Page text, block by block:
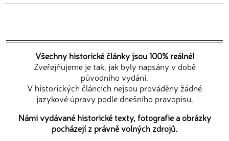
Všechny historické články jsou 100% reálné!
Zveřejňujeme je tak, jak byly napsány v době
původního vydání.
V historických článcích nejsou prováděny žádné
jazykové úpravy podle dnešního pravopisu.
Námi vydávané historické texty, fotografie a obrázky
pocházejí z právně volných zdrojů.